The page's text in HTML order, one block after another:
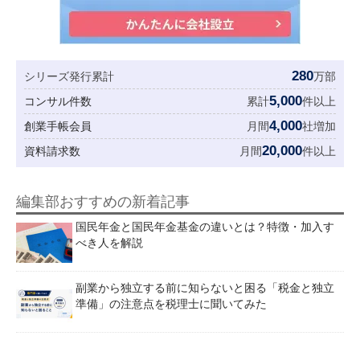
シリーズ発行累計 280万部
コンサル件数
累計5,000件以上
創業手帳会員
月間4,000社増加
資料請求数
月間20,000件以上
編集部おすすめの新着記事
国民年金と国民年金基金の違いとは？特徴・加入す
べき人を解説
副業から独立する前に知らないと困る「税金と独立
準備」の注意点を税理士に聞いてみた